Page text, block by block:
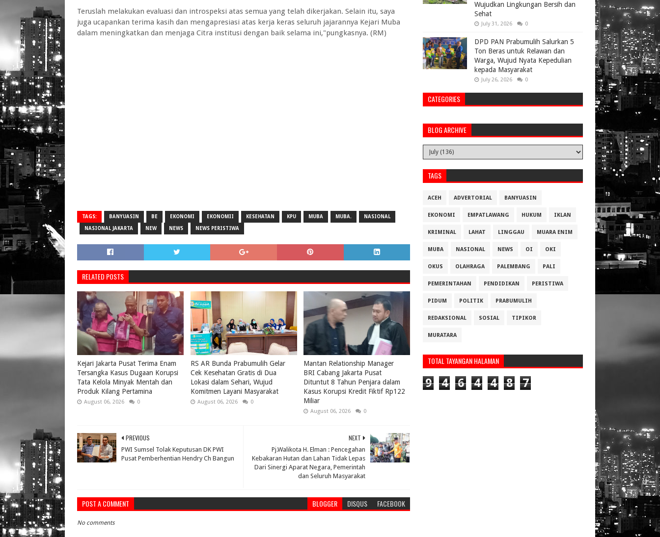
Teruslah melakukan evaluasi dan introspeksi atas semua yang telah dikerjakan. Selain itu, saya
juga ucapankan terima kasih dan mengapresiasi atas kerja keras seluruh jajarannya Kejari Muba
dalam meningkatkan dan menjaga Citra institusi dengan baik selama ini,"pungkasnya. (RM)
TAGS: BANYUASIN BE EKONOMI EKONOMII KESEHATAN KPU MUBA MUBA. NASIONAL
NASIONAL JAKARTA NEW NEWS NEWS PERISTIWA
RELATED POSTS
Kejari Jakarta Pusat Terima Enam
Tersangka Kasus Dugaan Korupsi
Tata Kelola Minyak Mentah dan
Produk Kilang Pertamina
August 06, 2026 0
RS AR Bunda Prabumulih Gelar
Cek Kesehatan Gratis di Dua
Lokasi dalam Sehari, Wujud
Komitmen Layani Masyarakat
August 06, 2026 0
Mantan Relationship Manager
BRI Cabang Jakarta Pusat
Dituntut 8 Tahun Penjara dalam
Kasus Korupsi Kredit Fiktif Rp122
Miliar
August 06, 2026 0
NEXT
Pj.Walikota H. Elman : Pencegahan
Kebakaran Hutan dan Lahan Tidak Lepas
Dari Sinergi Aparat Negara, Pemerintah
dan Seluruh Masyarakat
PREVIOUS
PWI Sumsel Tolak Keputusan DK PWI
Pusat Pemberhentian Hendry Ch Bangun
POST A COMMENT BLOGGER DISQUS FACEBOOK
No comments
Wujudkan Lingkungan Bersih dan
Sehat
July 31, 2026 0
DPD PAN Prabumulih Salurkan 5
Ton Beras untuk Relawan dan
Warga, Wujud Nyata Kepedulian
kepada Masyarakat
July 26, 2026 0
CATEGORIES
BLOG ARCHIVE
TAGS
ACEH ADVERTORIAL BANYUASIN
EKONOMI EMPATLAWANG HUKUM IKLAN
KRIMINAL LAHAT LINGGAU MUARA ENIM
MUBA NASIONAL NEWS OI OKI
OKUS OLAHRAGA PALEMBANG PALI
PEMERINTAHAN PENDIDIKAN PERISTIWA
PIDUM POLITIK PRABUMULIH
REDAKSIONAL SOSIAL TIPIKOR
MURATARA
TOTAL TAYANGAN HALAMAN
9 4 6 4 4 8 7